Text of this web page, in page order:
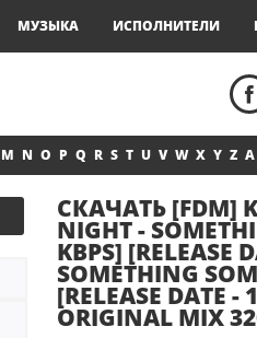
МУЗЫКА ИСПОЛНИТЕЛИ
M N O P Q R S T U V W X Y Z А
СКАЧАТЬ [FDM]
NIGHT -
KBPS]
SOMETHING
[RELEASE
ORIGINAL MIX